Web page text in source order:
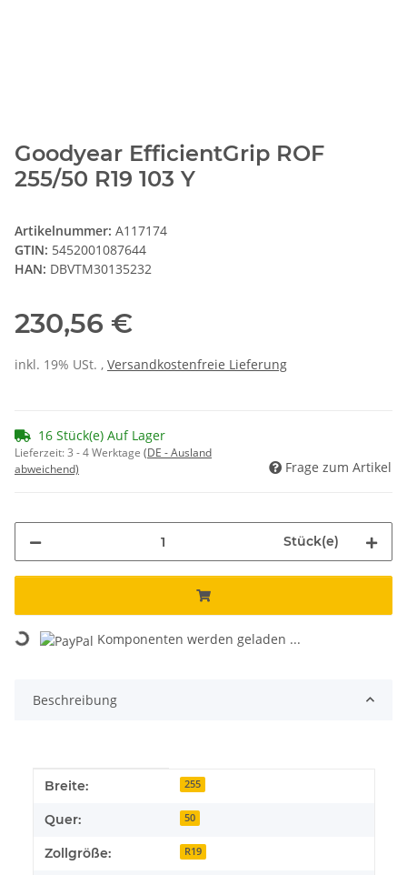
Goodyear EfficientGrip ROF
255/50 R19 103 Y
Artikelnummer: A117174
GTIN: 5452001087644
HAN: DBVTM30135232
230,56 €
inkl. 19% USt. , Versandkostenfreie Lieferung
16 Stück(e) Auf Lager
Lieferzeit:3 - 4 Werktage (DE - Ausland
abweichend)
Frage zum Artikel
Stück(e)
Loading... Komponenten werden geladen ...
Beschreibung
Produkteigenschaft
Wert
Breite: 255
Quer: 50
Zollgröße: R19